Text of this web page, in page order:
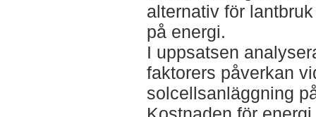
alternativ för
på energi.
I uppsatsen
faktorers påverkan
solcellsanläggning